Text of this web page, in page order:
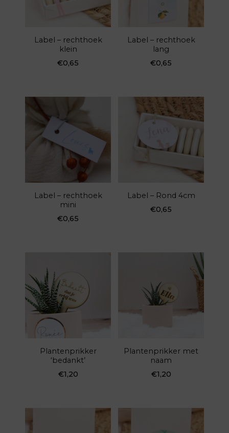
Label – rechthoek
klein
€0,65
Label – rechthoek
lang
€0,65
Label – rechthoek
mini
€0,65
Label – Rond 4cm
€0,65
Plantenprikker
‘bedankt’
€1,20
Plantenprikker met
naam
€1,20